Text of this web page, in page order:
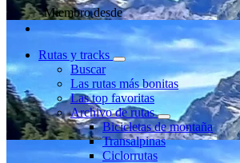
Miembro desde
Rutas y tracks
Buscar
Las rutas más bonitas
Las top favoritas
Archivo de rutas
Bicicletas de montaña
Transalpinas
Ciclorrutas